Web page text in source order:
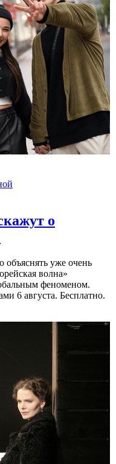
о
объяснять уже очень
волна»
феноменом.
6 августа. Бесплатно.